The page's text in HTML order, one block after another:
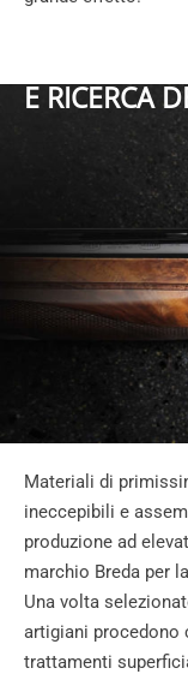
E RICERCA
Materiali di
ineccepibili e
produzione ad
marchio Breda per la
Una volta
artigiani procedono
trattamenti